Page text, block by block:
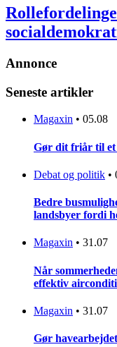
Annonce
Seneste artikler
Magaxin • 05.08
Gør dit friår til
Debat og politik •
Bedre
landsbyer fordi
Magaxin • 31.07
Når
effektiv
Magaxin • 31.07
Gør